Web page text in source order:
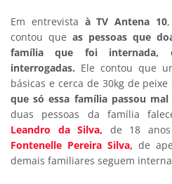
Em entrevista à TV Antena 10
contou que as pessoas que
família que foi internada,
interrogadas. Ele contou que
básicas e cerca de 30kg de
que só essa família passou
duas pessoas da família
Leandro da Silva, de 18
Fontenelle Pereira Silva, de
demais familiares seguem